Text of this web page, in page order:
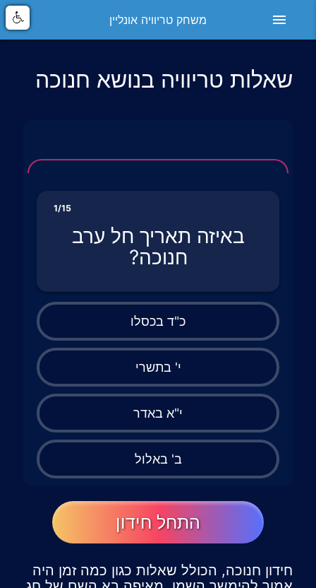
menu משחק טריוויה אונליין
שאלות טריוויה בנושא חנוכה
1/15
באיזה תאריך חל ערב
חנוכה?
כ"ד בכסלו
י' בתשרי
י"א באדר
ב' באלול
התחל חידון
חידון חנוכה, הכולל שאלות כגון כמה זמן היה